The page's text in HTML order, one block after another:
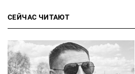
СЕЙЧАС ЧИТАЮТ